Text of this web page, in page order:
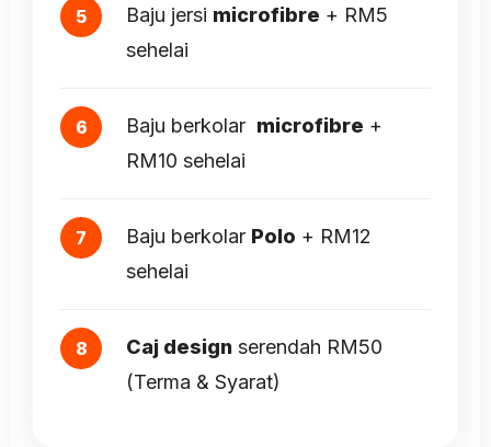
Baju jersi microfibre + RM5
sehelai
Baju berkolar microfibre +
RM10 sehelai
Baju berkolar Polo + RM12
sehelai
Caj design serendah RM50
(Terma & Syarat)